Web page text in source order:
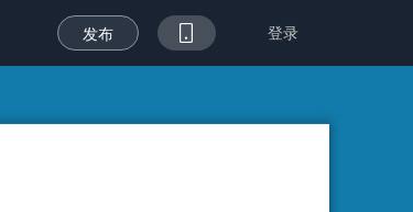
发布 登录